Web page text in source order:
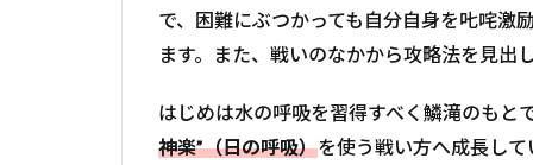
で、困難にぶつかっても自分自身を𠮟咤激
ます。また、戦いのなかから攻略法を見出
はじめは水の呼吸を習得すべく鱗滝のもと
神楽”（日の呼吸）を使う戦い方へ成長して